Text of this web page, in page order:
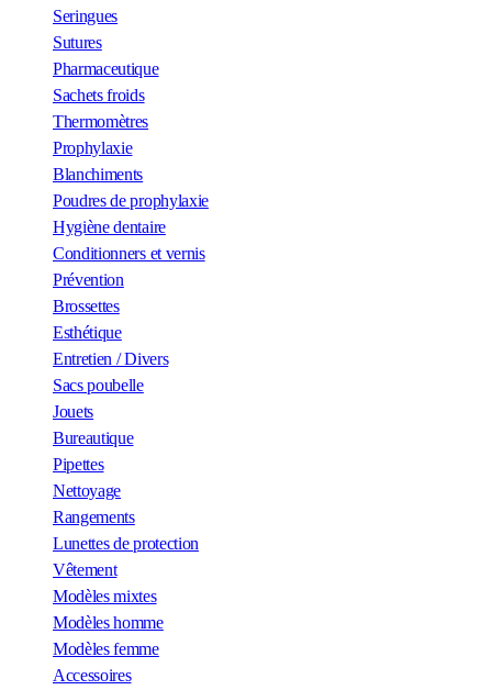
Seringues
Sutures
Pharmaceutique
Sachets froids
Thermomètres
Prophylaxie
Blanchiments
Poudres de prophylaxie
Hygiène dentaire
Conditionners et vernis
Prévention
Brossettes
Esthétique
Entretien / Divers
Sacs poubelle
Jouets
Bureautique
Pipettes
Nettoyage
Rangements
Lunettes de protection
Vêtement
Modèles mixtes
Modèles homme
Modèles femme
Accessoires